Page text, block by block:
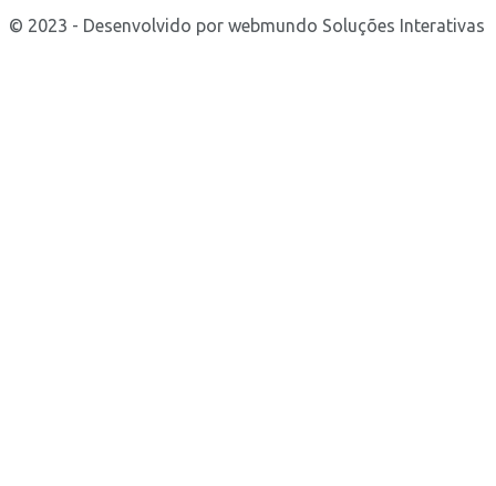
© 2023 - Desenvolvido por webmundo Soluções Interativas